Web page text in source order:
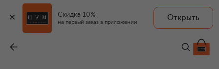
Скидка 10%
на первый заказ в приложении
Открыть
72 700 ₽